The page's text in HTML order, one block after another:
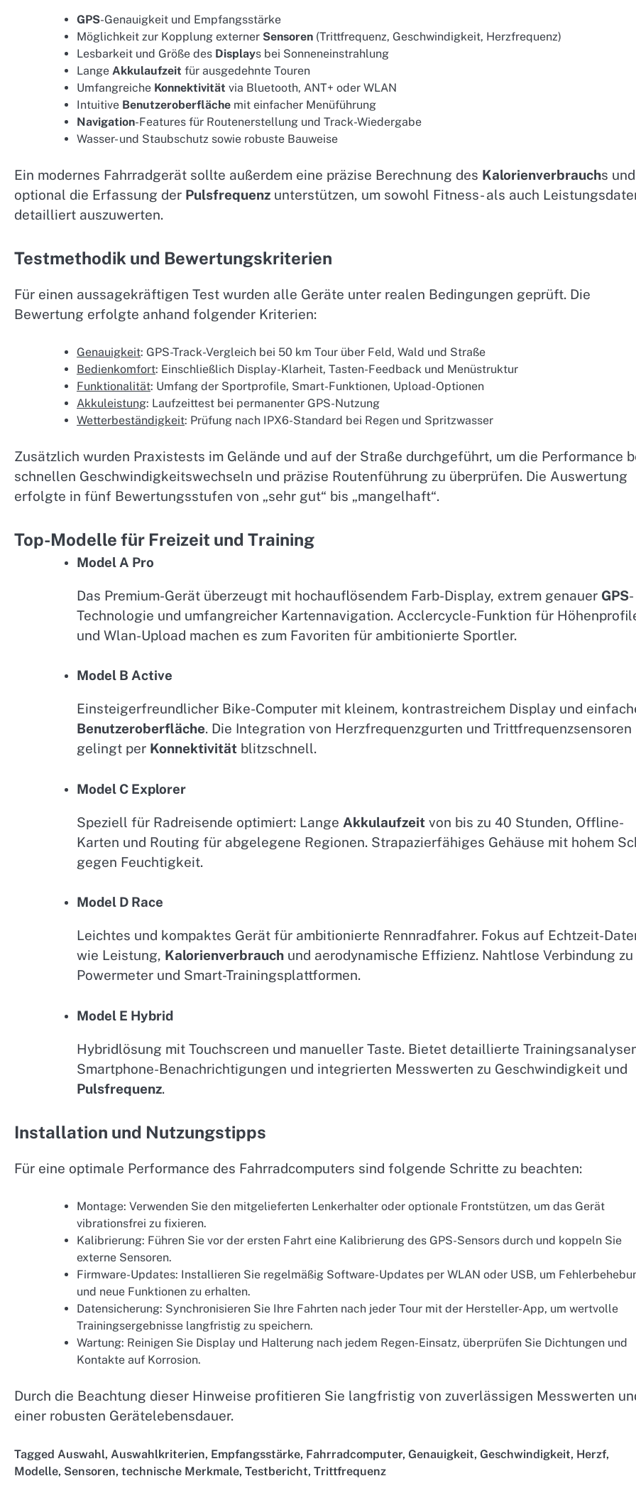
GPS-Genauigkeit und Empfangsstärke
Möglichkeit zur Kopplung externer Sensoren (Trittfrequenz, Geschwindigkeit, Herzfrequenz)
Lesbarkeit und Größe des Displays bei Sonneneinstrahlung
Lange Akkulaufzeit für ausgedehnte Touren
Umfangreiche Konnektivität via Bluetooth, ANT+ oder WLAN
Intuitive Benutzeroberfläche mit einfacher Menüführung
Navigation-Features für Routenerstellung und Track-Wiedergabe
Wasser- und Staubschutz sowie robuste Bauweise
Ein modernes Fahrradgerät sollte außerdem eine präzise Berechnung des Kalorienverbrauchs und
optional die Erfassung der Pulsfrequenz unterstützen, um sowohl Fitness- als auch
detailliert auszuwerten.
Testmethodik und Bewertungskriterien
Für einen aussagekräftigen Test wurden alle Geräte unter realen Bedingungen geprüft. Die
Bewertung erfolgte anhand folgender Kriterien:
Genauigkeit: GPS-Track-Vergleich bei 50 km Tour über Feld, Wald und Straße
Bedienkomfort: Einschließlich Display-Klarheit, Tasten-Feedback und Menüstruktur
Funktionalität: Umfang der Sportprofile, Smart-Funktionen, Upload-Optionen
Akkuleistung: Laufzeittest bei permanenter GPS-Nutzung
Wetterbeständigkeit: Prüfung nach IPX6-Standard bei Regen und Spritzwasser
Zusätzlich wurden Praxistests im Gelände und auf der Straße durchgeführt, um die Performance
schnellen Geschwindigkeitswechseln und präzise Routenführung zu überprüfen. Die Auswertung
erfolgte in fünf Bewertungsstufen von „sehr gut“ bis „mangelhaft“.
Top-Modelle für Freizeit und Training
Model A Pro
Das Premium-Gerät überzeugt mit hochauflösendem Farb-Display, extrem genauer GPS-
Technologie und umfangreicher Kartennavigation. Acclercycle-Funktion für
und Wlan-Upload machen es zum Favoriten für ambitionierte Sportler.
Model B Active
Einsteigerfreundlicher Bike-Computer mit kleinem, kontrastreichem Display und
Benutzeroberfläche. Die Integration von Herzfrequenzgurten und Trittfrequenzsensoren
gelingt per Konnektivität blitzschnell.
Model C Explorer
Speziell für Radreisende optimiert: Lange Akkulaufzeit von bis zu 40 Stunden, Offline-
Karten und Routing für abgelegene Regionen. Strapazierfähiges Gehäuse mit hohem
gegen Feuchtigkeit.
Model D Race
Leichtes und kompaktes Gerät für ambitionierte Rennradfahrer. Fokus auf Echtzeit-
wie Leistung, Kalorienverbrauch und aerodynamische Effizienz. Nahtlose Verbindung zu
Powermeter und Smart-Trainingsplattformen.
Model E Hybrid
Hybridlösung mit Touchscreen und manueller Taste. Bietet detaillierte
Smartphone-Benachrichtigungen und integrierten Messwerten zu Geschwindigkeit und
Pulsfrequenz.
Installation und Nutzungstipps
Für eine optimale Performance des Fahrradcomputers sind folgende Schritte zu beachten:
Montage: Verwenden Sie den mitgelieferten Lenkerhalter oder optionale Frontstützen, um das Gerät
vibrationsfrei zu fixieren.
Kalibrierung: Führen Sie vor der ersten Fahrt eine Kalibrierung des GPS-Sensors durch und koppeln Sie
externe Sensoren.
Firmware-Updates: Installieren Sie regelmäßig Software-Updates per WLAN oder USB, um
und neue Funktionen zu erhalten.
Datensicherung: Synchronisieren Sie Ihre Fahrten nach jeder Tour mit der Hersteller-App, um wertvolle
Trainingsergebnisse langfristig zu speichern.
Wartung: Reinigen Sie Display und Halterung nach jedem Regen-Einsatz, überprüfen Sie Dichtungen und
Kontakte auf Korrosion.
Durch die Beachtung dieser Hinweise profitieren Sie langfristig von zuverlässigen Messwerten
einer robusten Gerätelebensdauer.
Tagged Auswahl, Auswahlkriterien, Empfangsstärke, Fahrradcomputer, Genauigkeit, Geschwindigkeit, Herzf,
Modelle, Sensoren, technische Merkmale, Testbericht, Trittfrequenz